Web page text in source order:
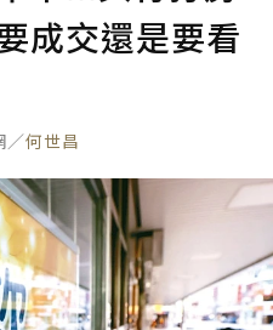
成交還是要看
／何世昌